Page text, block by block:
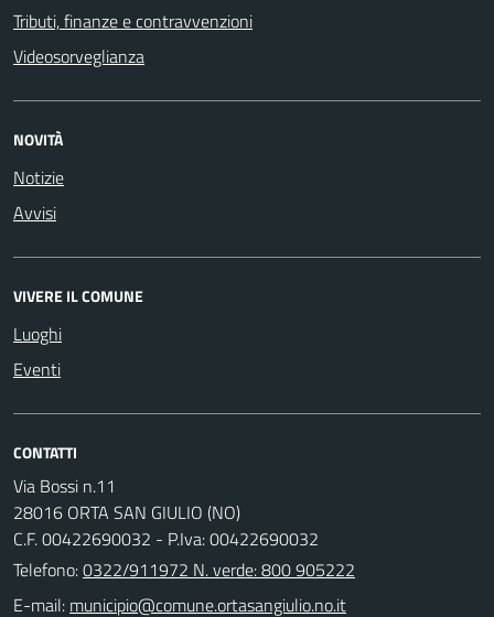
Tributi, finanze e contravvenzioni
Videosorveglianza
NOVITÀ
Notizie
Avvisi
VIVERE IL COMUNE
Luoghi
Eventi
CONTATTI
Via Bossi n.11
28016 ORTA SAN GIULIO (NO)
C.F. 00422690032 - P.Iva: 00422690032
Telefono:0322/911972 N. verde: 800 905222
E-mail: